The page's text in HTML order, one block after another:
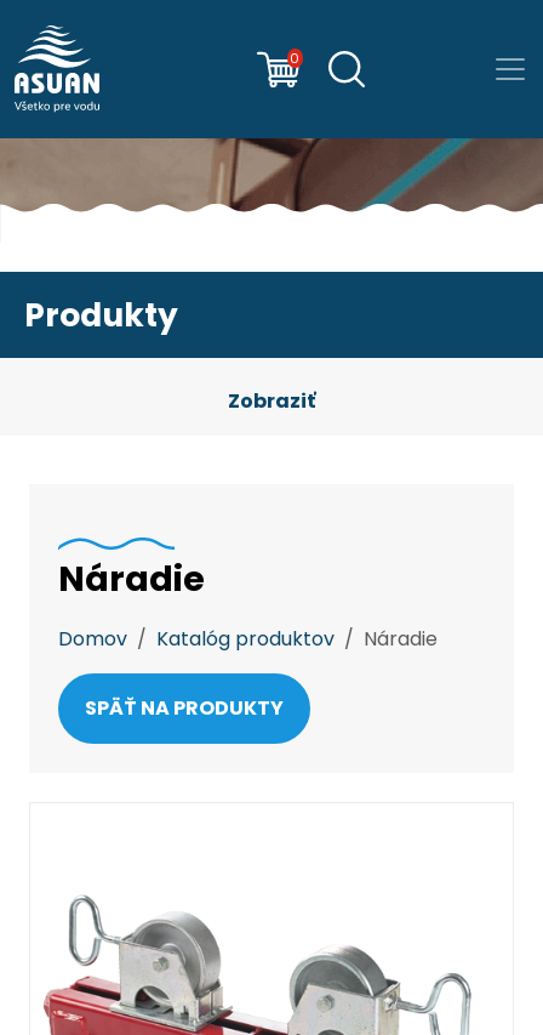
0
Produkty
Zobraziť
Náradie
Domov Katalóg produktov Náradie
SPÄŤ NA PRODUKTY